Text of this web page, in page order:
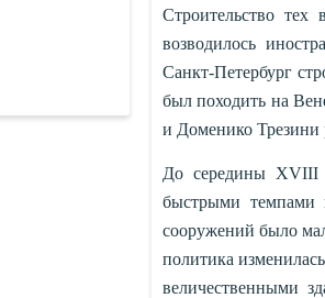
Строительство
возводилось
Санкт-Петербург
был походить на
и Доменико Трезини
До середины XVIII
быстрыми темпами
сооружений было
политика
величественными